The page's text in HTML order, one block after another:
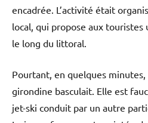
encadrée. L’activité était
local, qui propose aux
le long du littoral.
Pourtant, en quelques minutes,
girondine basculait. Elle est
jet-ski conduit par un autre